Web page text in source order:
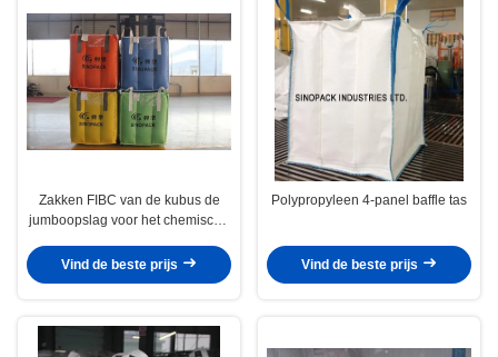
Zakken FIBC van de kubus de
jumboopslag voor het chemische
Vind de beste prijs
Polypropyleen 4-panel baffle tas
Vind de beste prijs